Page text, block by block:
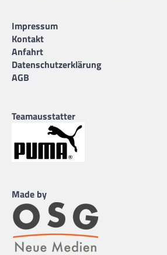
Impressum
Kontakt
Anfahrt
Datenschutzerklärung
AGB
Teamausstatter
Made by